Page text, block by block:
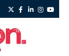
Twitter
Facebook
LinkedIn